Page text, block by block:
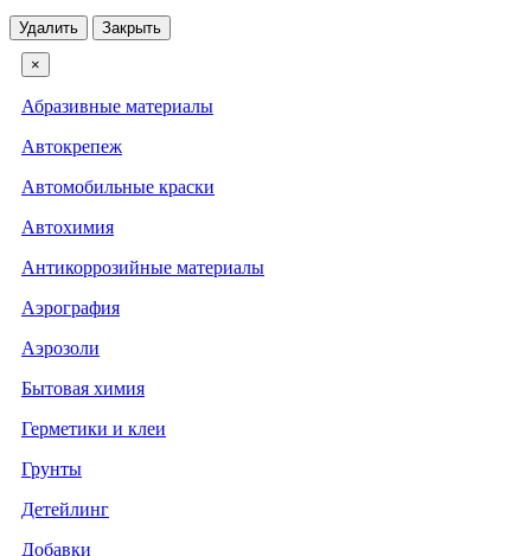
Удалить Закрыть
×
Абразивные материалы
Автокрепеж
Автомобильные краски
Автохимия
Антикоррозийные материалы
Аэрография
Аэрозоли
Бытовая химия
Герметики и клеи
Грунты
Детейлинг
Добавки